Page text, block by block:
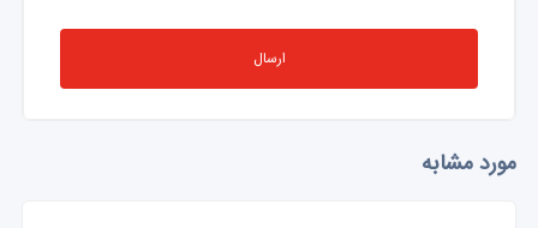
ارسال
مورد مشابه